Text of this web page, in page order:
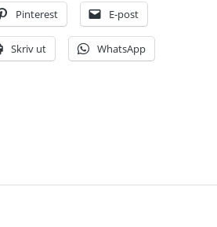
Pinterest E-post
Skriv ut WhatsApp